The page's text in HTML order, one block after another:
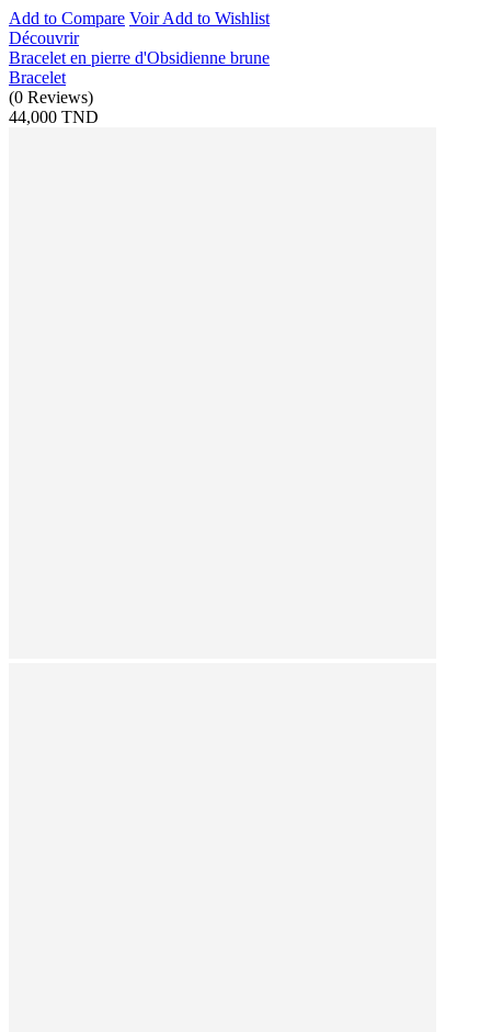
Add to Compare VoirAdd to Wishlist
Découvrir
Bracelet en pierre d'Obsidienne brune
Bracelet
(0 Reviews)
44,000 TND